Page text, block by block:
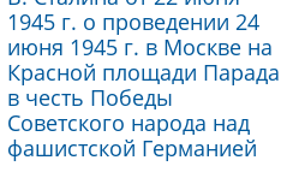
1945 г. о проведении 24
июня 1945 г. в Москве на
Красной площади Парада
в честь Победы
Советского народа над
фашистской Германией